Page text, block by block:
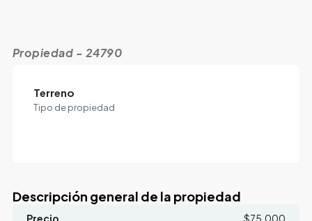
Propiedad - 24790
Terreno
Tipo de propiedad
Descripción general de la propiedad
Precio $75,000